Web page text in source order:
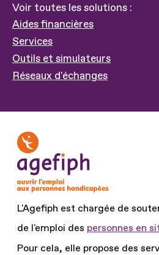
Voir toutes les solutions :
Aides financières
Services
Outils et simulateurs
Réseaux d'échanges
L'Agefiph est chargée de
de l'emploi des personnes en
Pour cela, elle propose des